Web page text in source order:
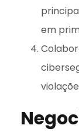
em